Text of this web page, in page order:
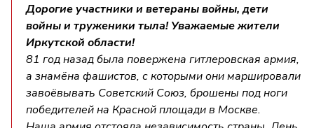
Дорогие участники и ветераны войны, дети
войны и труженики тыла! Уважаемые жители
Иркутской области!
81 год назад была повержена гитлеровская армия,
а знамёна фашистов, с которыми они маршировали
завоёвывать Советский Союз, брошены под ноги
победителей на Красной площади в Москве.